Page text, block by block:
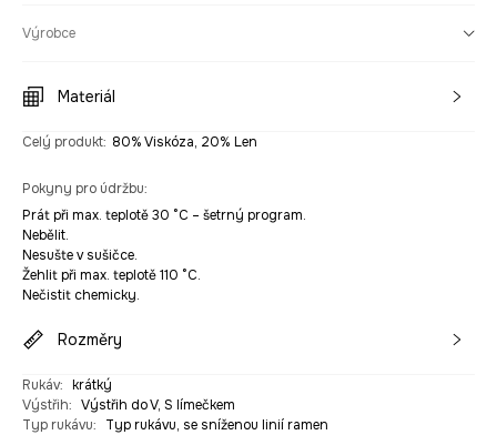
Výrobce
Materiál
Celý produkt: 80% Viskóza, 20% Len
Pokyny pro údržbu:
Prát při max. teplotě 30 °C – šetrný program.
Nebělit.
Nesušte v sušičce.
Žehlit při max. teplotě 110 °C.
Nečistit chemicky.
Rozměry
Rukáv: krátký
Výstřih: Výstřih do V, S límečkem
Typ rukávu:
Typ rukávu, se sníženou linií ramen